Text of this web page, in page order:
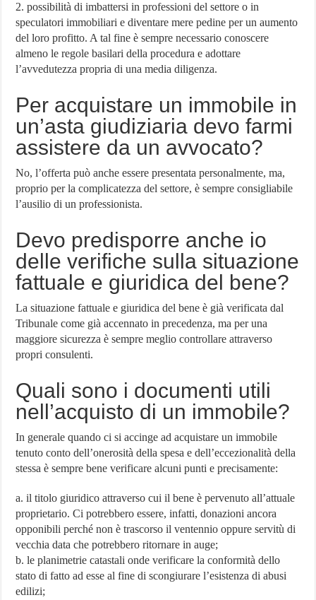
2. possibilità di imbattersi in professioni del settore o in
speculatori immobiliari e diventare mere pedine per un aumento
del loro profitto. A tal fine è sempre necessario conoscere
almeno le regole basilari della procedura e adottare
l’avvedutezza propria di una media diligenza.
Per acquistare un immobile in
un’asta giudiziaria devo farmi
assistere da un avvocato?
No, l’offerta può anche essere presentata personalmente, ma,
proprio per la complicatezza del settore, è sempre consigliabile
l’ausilio di un professionista.
Devo predisporre anche io
delle verifiche sulla situazione
fattuale e giuridica del bene?
La situazione fattuale e giuridica del bene è già verificata dal
Tribunale come già accennato in precedenza, ma per una
maggiore sicurezza è sempre meglio controllare attraverso
propri consulenti.
Quali sono i documenti utili
nell’acquisto di un immobile?
In generale quando ci si accinge ad acquistare un immobile
tenuto conto dell’onerosità della spesa e dell’eccezionalità della
stessa è sempre bene verificare alcuni punti e precisamente:
a. il titolo giuridico attraverso cui il bene è pervenuto all’attuale
proprietario. Ci potrebbero essere, infatti, donazioni ancora
opponibili perché non è trascorso il ventennio oppure servitù di
vecchia data che potrebbero ritornare in auge;
b. le planimetrie catastali onde verificare la conformità dello
stato di fatto ad esse al fine di scongiurare l’esistenza di abusi
edilizi;